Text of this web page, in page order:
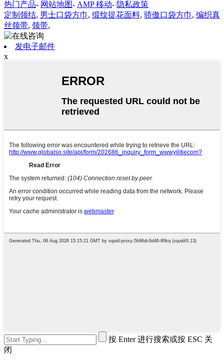
热门产品- 网站地图- AMP 移动- 隐私政策
定制领结, 男士口袋方巾 , 缎纹提花面料, 骄傲口袋方巾 , 编织真
丝领带, 领带,
发电子邮件
x
按 Enter 进行搜索或按 ESC 关
闭